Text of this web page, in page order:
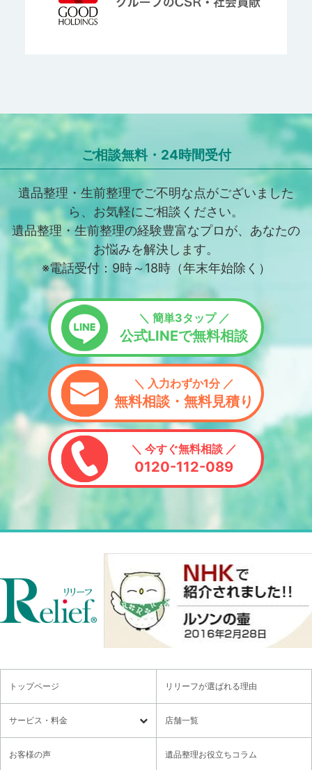
ご相談無料・24時間受付
遺品整理・生前整理でご不明な点がございました
ら、お気軽にご相談ください。
遺品整理・生前整理の経験豊富なプロが、あなたの
お悩みを解決します。
※電話受付：9時～18時（年末年始除く）
＼ 簡単3タップ ／
公式LINEで無料相談
＼ 入力わずか1分 ／
無料相談・無料見積り
＼ 今すぐ無料相談 ／
0120-112-089
トップページ リリーフが選ばれる理由
サービス・料金
遺品整理 残置物撤去
店舗一覧
お客様の声 遺品整理お役立ちコラム